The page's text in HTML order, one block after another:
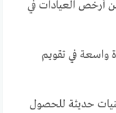
أرخص العيادات في
واسعة في تقويم
حديثة للحصول